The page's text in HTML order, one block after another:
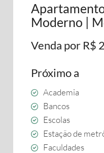
Moderno |
Venda por R$
Próximo a
Academia
Bancos
Escolas
Estação de
Faculdades